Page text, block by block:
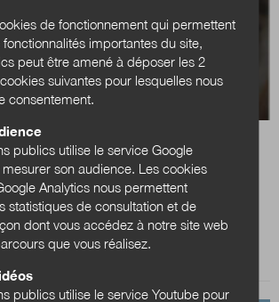
ÉTONNENT
de la fonction publique
de moderniser le recrutement du
Profil Public a publié, le 7 mai
avec l...
de fonctionnement qui permettent
importantes du site,
peut être amené à déposer les 2
suivantes pour lesquelles nous
consentement.
publics utilise le service Google
son audience. Les cookies
Analytics nous permettent
statistiques de consultation et de
dont vous accédez à notre site web
que vous réalisez.
publics utilise le service Youtube pour